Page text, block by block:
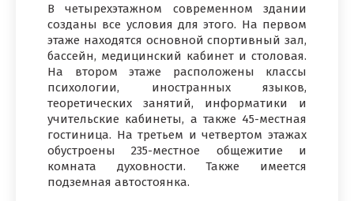
В четырехэтажном современном здании
созданы все условия для этого. На первом
этаже находятся основной спортивный зал,
бассейн, медицинский кабинет и столовая.
На втором этаже расположены классы
психологии, иностранных языков,
теоретических занятий, информатики и
учительские кабинеты, а также 45-местная
гостиница. На третьем и четвертом этажах
обустроены 235-местное общежитие и
комната духовности. Также имеется
подземная автостоянка.